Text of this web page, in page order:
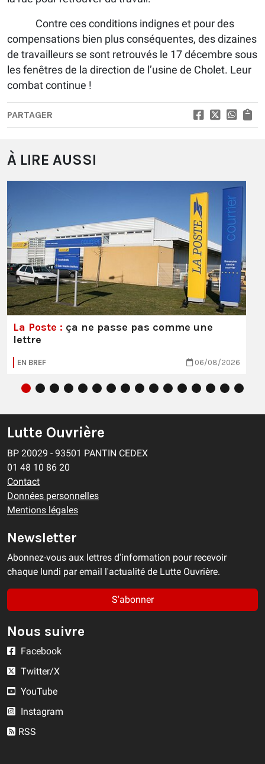
Contre ces conditions indignes et pour des
compensations bien plus conséquentes, des dizaines
de travailleurs se sont retrouvés le 17 décembre sous
les fenêtres de la direction de l’usine de Cholet. Leur
combat continue !
PARTAGER
À LIRE AUSSI
La Poste : ça ne passe pas comme une
lettre
EN BREF 06/08/2026
Lutte Ouvrière
BP 20029 - 93501 PANTIN CEDEX
01 48 10 86 20
Contact
Données personnelles
Mentions légales
Newsletter
Abonnez-vous aux lettres d'information pour recevoir
chaque lundi par email l'actualité de Lutte Ouvrière.
S'abonner
Nous suivre
Facebook
Twitter/X
YouTube
Instagram
RSS